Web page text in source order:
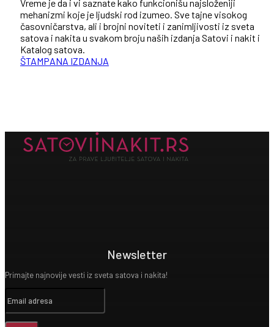
Vreme je da i vi saznate kako funkcionišu najsloženiji
mehanizmi koje je ljudski rod izumeo. Sve tajne visokog
časovničarstva, ali i brojni noviteti i zanimljivosti iz sveta
satova i nakita u svakom broju naših izdanja Satovi i nakit i
Katalog satova.
ŠTAMPANA IZDANJA
Newsletter
Primajte najnovije vesti iz sveta satova i nakita!